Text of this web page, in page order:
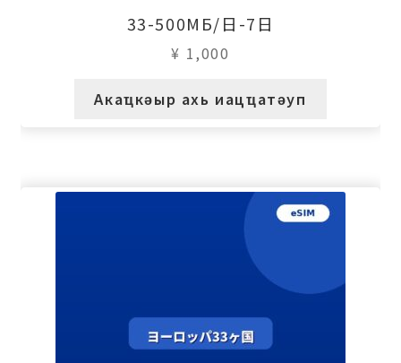
33-500МБ/日-7日
¥ 1,000
Акаҵкәыр ахь иацҵатәуп